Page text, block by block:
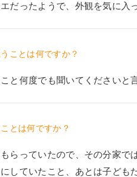
だったようで、外観を気に入
ことは何ですか？
と何度でも聞いてくださいと
とは何ですか？
らっていたので、その分家で
していたこと、あとは子ども